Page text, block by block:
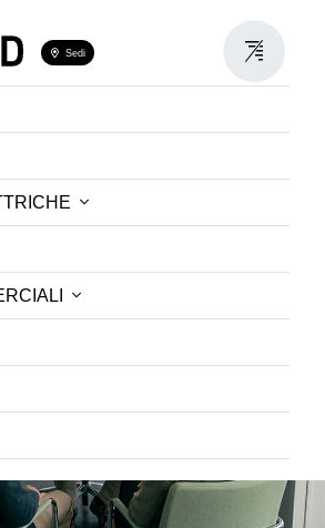
Sedi
ALLE VENDITE
Richiedi informazioni